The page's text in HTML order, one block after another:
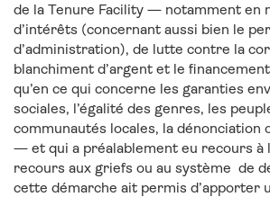
de la Tenure Facility — notamment en
d’intérêts (concernant aussi bien le
d’administration), de lutte contre la
blanchiment d’argent et le
qu’en ce qui concerne les garanties
sociales, l’égalité des genres, les
communautés locales, la dénonciation
— et qui a préalablement eu recours à
recours aux griefs ou au système de
cette démarche ait permis d’apporter